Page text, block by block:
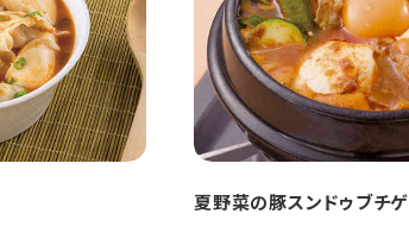
夏野菜の豚スンドゥブチゲ